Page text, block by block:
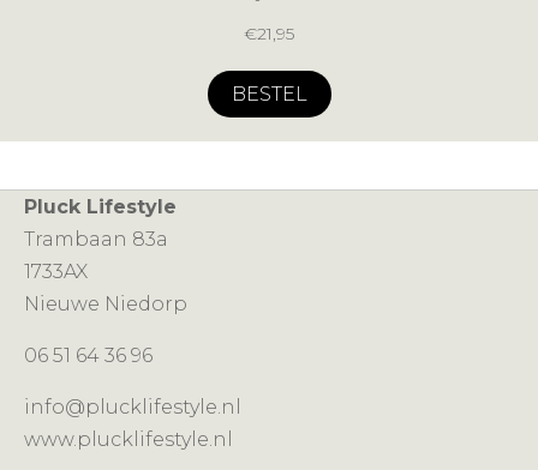
€21,95
BESTEL
Pluck Lifestyle
Trambaan 83a
1733AX
Nieuwe Niedorp
06 51 64 36 96
info@plucklifestyle.nl
www.plucklifestyle.nl